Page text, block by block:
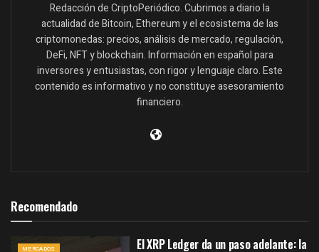
Redacción de CriptoPeriódico. Cubrimos a diario la
actualidad de Bitcoin, Ethereum y el ecosistema de las
criptomonedas: precios, análisis de mercado, regulación,
DeFi, NFT y blockchain. Información en español para
inversores y entusiastas, con rigor y lenguaje claro. Este
contenido es informativo y no constituye asesoramiento
financiero.
Recomendado
MERCADOS
El XRP Ledger da un paso adelante: la